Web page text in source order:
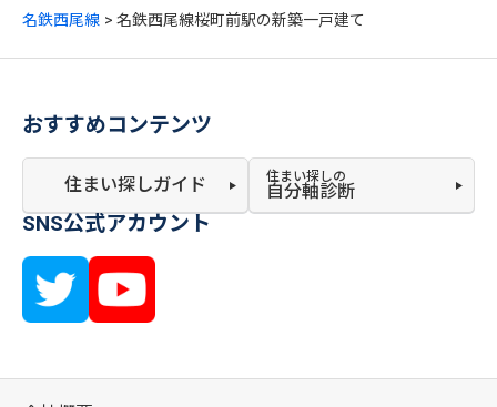
名鉄西尾線
名鉄西尾線桜町前駅の新築一戸建て
おすすめコンテンツ
住まい探しガイド 住まい探しの
自分軸診断
SNS公式アカウント